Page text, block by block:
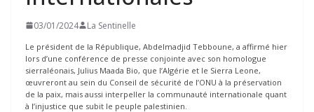
03/01/2024 La Sentinelle
Le président de la République, Abdelmadjid Tebboune, a affirmé hier
lors d’une conférence de presse conjointe avec son homologue
sierraléonais, Julius Maada Bio, que l’Algérie et le Sierra Leone,
œuvreront au sein du Conseil de sécurité de l’ONU à la préservation
de la paix, mais aussi interpeller la communauté internationale quant
à l’injustice que subit le peuple palestinien.